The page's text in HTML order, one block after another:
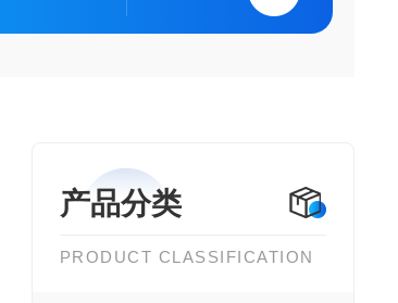
产品分类
PRODUCT CLASSIFICATION